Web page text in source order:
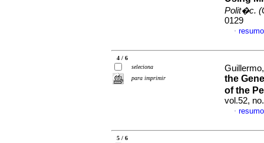
Polit�c.
0129
·
4 / 6
seleciona
para imprimir
the
of the
vol.52,
·
5 / 6